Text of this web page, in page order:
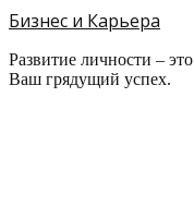
Бизнес и Карьера
Развитие личности –
Ваш грядущий успех.